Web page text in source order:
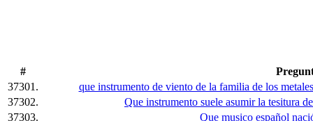
#
37301.
que instrumento de viento de la familia de los
37302.
Que instrumento suele asumir la tesitura
37303.
Que musico español